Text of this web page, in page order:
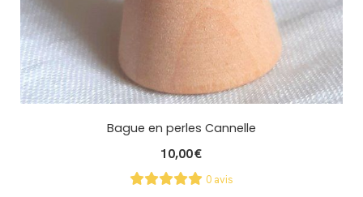
Bague en perles Cannelle
10,00€
0 avis